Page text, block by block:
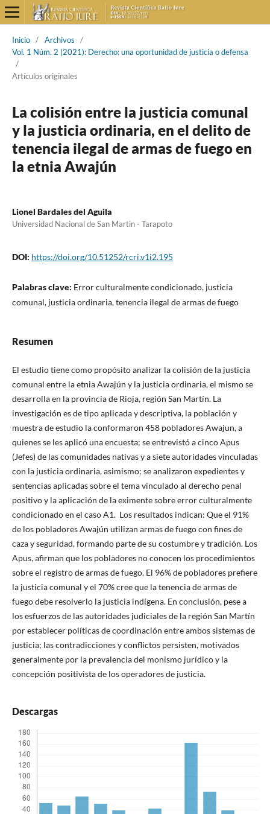
Inicio / Archivos
/
Vol. 1 Núm. 2 (2021): Derecho: una oportunidad de justicia o defensa
/
Artículos originales
La colisión entre la justicia comunal
y la justicia ordinaria, en el delito de
tenencia ilegal de armas de fuego en
la etnia Awajún
Lionel Bardales del Aguila
Universidad Nacional de San Martin - Tarapoto
DOI: https://doi.org/10.51252/rcri.v1i2.195
Palabras clave: Error culturalmente condicionado, justicia
comunal, justicia ordinaria, tenencia ilegal de armas de fuego
Resumen
El estudio tiene como propósito analizar la colisión de la justicia
comunal entre la etnia Awajún y la justicia ordinaria, el mismo se
desarrolla en la provincia de Rioja, región San Martín. La
investigación es de tipo aplicada y descriptiva, la población y
muestra de estudio la conformaron 458 pobladores Awajun, a
quienes se les aplicó una encuesta; se entrevistó a cinco Apus
(Jefes) de las comunidades nativas y a siete autoridades vinculadas
con la justicia ordinaria, asimismo; se analizaron expedientes y
sentencias aplicadas sobre el tema vinculado al derecho penal
positivo y la aplicación de la eximente sobre error culturalmente
condicionado en el caso A1. Los resultados indican: Que el 91%
de los pobladores Awajún utilizan armas de fuego con fines de
caza y seguridad, formando parte de su costumbre y tradición. Los
Apus, afirman que los pobladores no conocen los procedimientos
sobre el registro de armas de fuego. El 96% de pobladores prefiere
la justicia comunal y el 70% cree que la tenencia de armas de
fuego debe resolverlo la justicia indígena. En conclusión, pese a
los esfuerzos de las autoridades judiciales de la región San Martín
por establecer políticas de coordinación entre ambos sistemas de
justicia; las contradicciones y conflictos persisten, motivados
generalmente por la prevalencia del monismo jurídico y la
concepción positivista de los operadores de justicia.
Descargas